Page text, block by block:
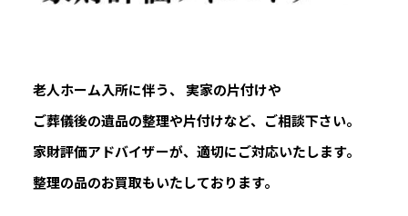
老人ホーム入所に伴う、 実家の片付けや
ご葬儀後の遺品の整理や片付けなど、ご相談下さい。
家財評価アドバイザーが、適切にご対応いたします。
整理の品のお買取もいたしております。